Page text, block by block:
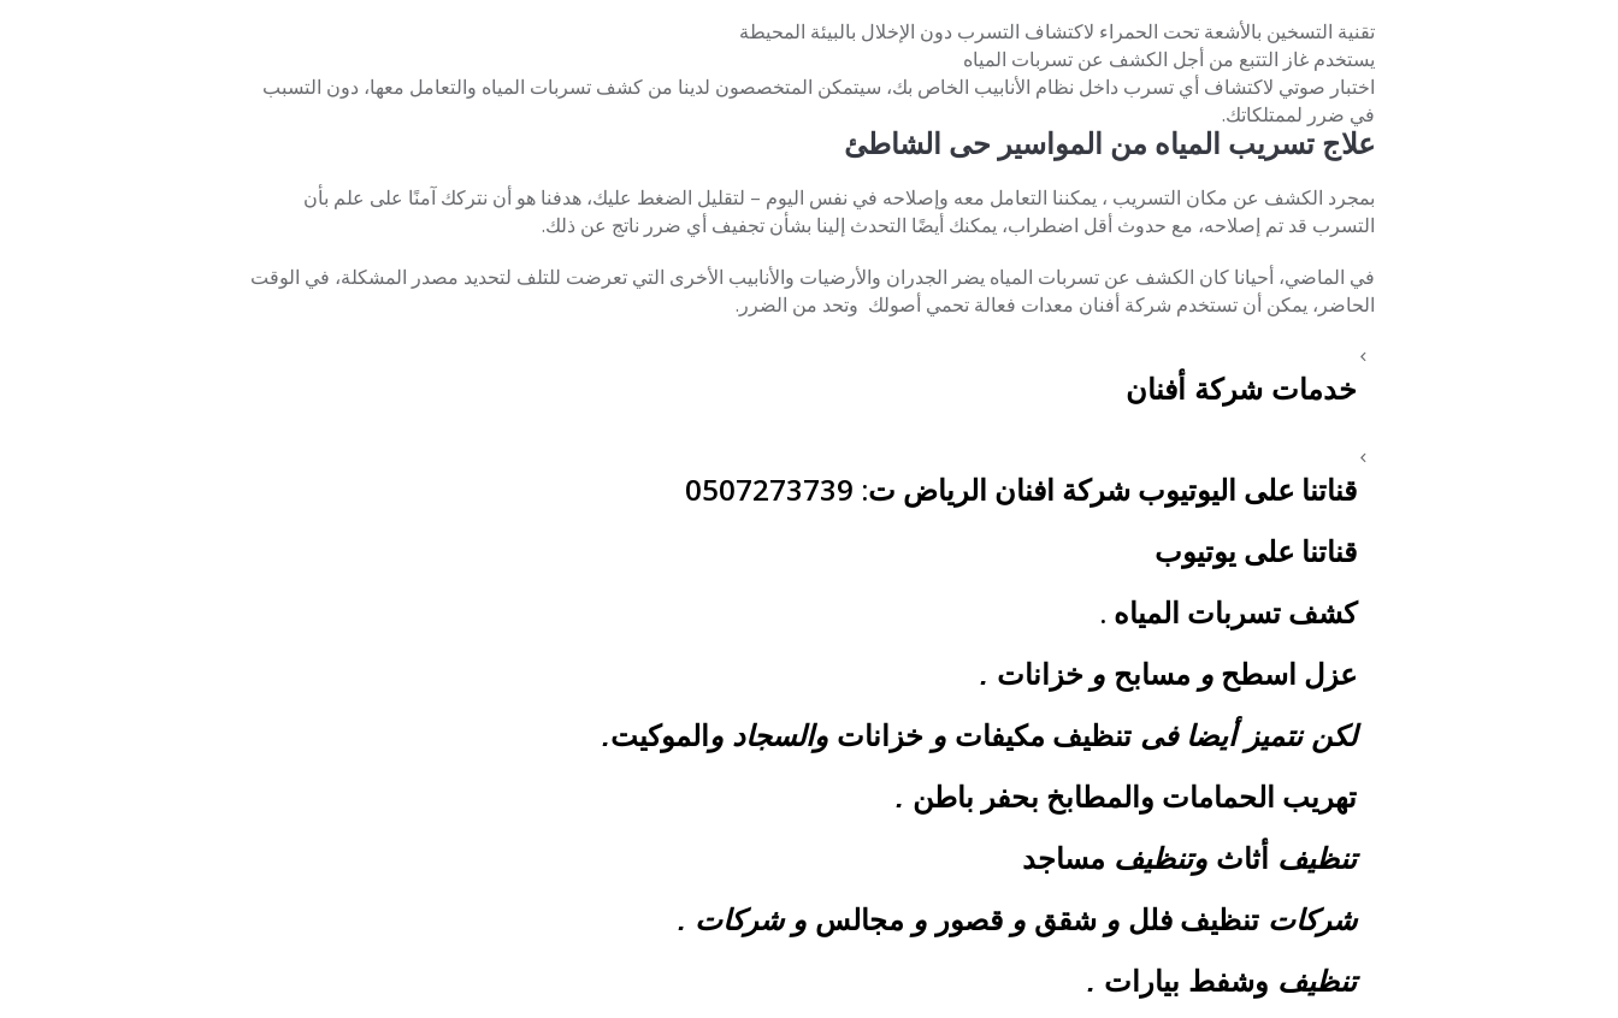
تقنية التسخين بالأشعة تحت الحمراء لاكتشاف التسرب دون الإخلال بالبيئة المحيطة
يستخدم غاز التتبع من أجل الكشف عن تسربات المياه
اختبار صوتي لاكتشاف أي تسرب داخل نظام الأنابيب الخاص بك، سيتمكن المتخصصون لدينا من كشف تسربات المياه والتعامل معها، دون التسبب
في ضرر لممتلكاتك.
علاج تسريب المياه من المواسير حى الشاطئ
بمجرد الكشف عن مكان التسريب ، يمكننا التعامل معه وإصلاحه في نفس اليوم – لتقليل الضغط عليك، هدفنا هو أن نتركك آمنًا على علم بأن
التسرب قد تم إصلاحه، مع حدوث أقل اضطراب، يمكنك أيضًا التحدث إلينا بشأن تجفيف أي ضرر ناتج عن ذلك.
في الماضي، أحيانا كان الكشف عن تسربات المياه يضر الجدران والأرضيات والأنابيب الأخرى التي تعرضت للتلف لتحديد مصدر المشكلة، في الوقت
الحاضر، يمكن أن تستخدم شركة أفنان معدات فعالة تحمي أصولك وتحد من الضرر.
خدمات شركة أفنان
قناتنا على اليوتيوب شركة افنان الرياض ت: 0507273739
قناتنا على يوتيوب
كشف تسربات المياه .
عزل اسطح و مسابح و خزانات .
لكن نتميز أيضا فى تنظيف مكيفات و خزانات والسجاد والموكيت.
تهريب الحمامات والمطابخ بحفر باطن .
تنظيف أثاث وتنظيف مساجد
شركات تنظيف فلل و شقق و قصور و مجالس و شركات .
تنظيف وشفط بيارات .